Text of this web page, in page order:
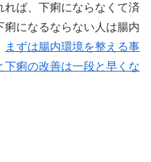
ば、下痢にならなくて済
になるならない人は腸内
まずは腸内環境を整える事
痢の改善は一段と早くな